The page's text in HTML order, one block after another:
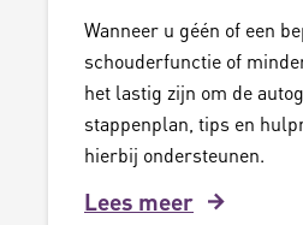
Wanneer u géén of een
schouderfunctie of
het lastig zijn om de
stappenplan, tips en
hierbij ondersteunen.
Lees meer